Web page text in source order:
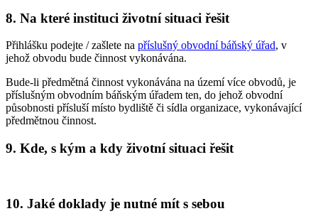
8. Na které instituci životní situaci řešit
Přihlášku podejte / zašlete na příslušný obvodní báňský úřad, v
jehož obvodu bude činnost vykonávána.
Bude-li předmětná činnost vykonávána na území více obvodů, je
příslušným obvodním báňským úřadem ten, do jehož obvodní
působnosti přísluší místo bydliště či sídla organizace, vykonávající
předmětnou činnost.
9. Kde, s kým a kdy životní situaci řešit
10. Jaké doklady je nutné mít s sebou